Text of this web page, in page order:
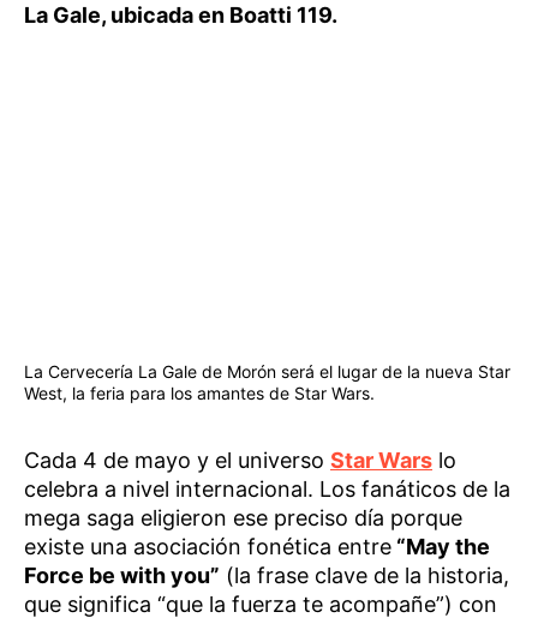
La Gale, ubicada en Boatti 119.
La Cervecería La Gale de Morón será el lugar de la nueva Star
West, la feria para los amantes de Star Wars.
Cada 4 de mayo y el universo Star Wars lo
celebra a nivel internacional. Los fanáticos de la
mega saga eligieron ese preciso día porque
existe una asociación fonética entre “May the
Force be with you” (la frase clave de la historia,
que significa “que la fuerza te acompañe”) con